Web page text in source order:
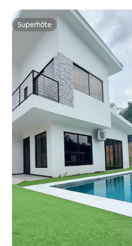
Superhôte
Superhôte